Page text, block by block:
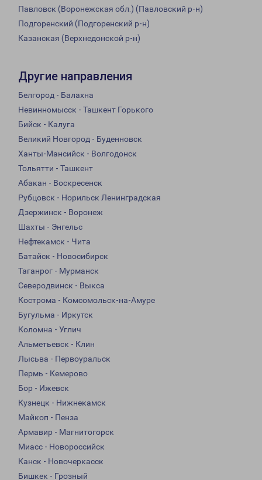
Павловск (Воронежская обл.) (Павловский р-н)
Подгоренский (Подгоренский р-н)
Казанская (Верхнедонской р-н)
Другие направления
Белгород - Балахна
Невинномысск - Ташкент Горького
Бийск - Калуга
Великий Новгород - Буденновск
Ханты-Мансийск - Волгодонск
Тольятти - Ташкент
Абакан - Воскресенск
Рубцовск - Норильск Ленинградская
Дзержинск - Воронеж
Шахты - Энгельс
Нефтекамск - Чита
Батайск - Новосибирск
Таганрог - Мурманск
Северодвинск - Выкса
Кострома - Комсомольск-на-Амуре
Бугульма - Иркутск
Коломна - Углич
Альметьевск - Клин
Лысьва - Первоуральск
Пермь - Кемерово
Бор - Ижевск
Кузнецк - Нижнекамск
Майкоп - Пенза
Армавир - Магнитогорск
Миасс - Новороссийск
Канск - Новочеркасск
Бишкек - Грозный